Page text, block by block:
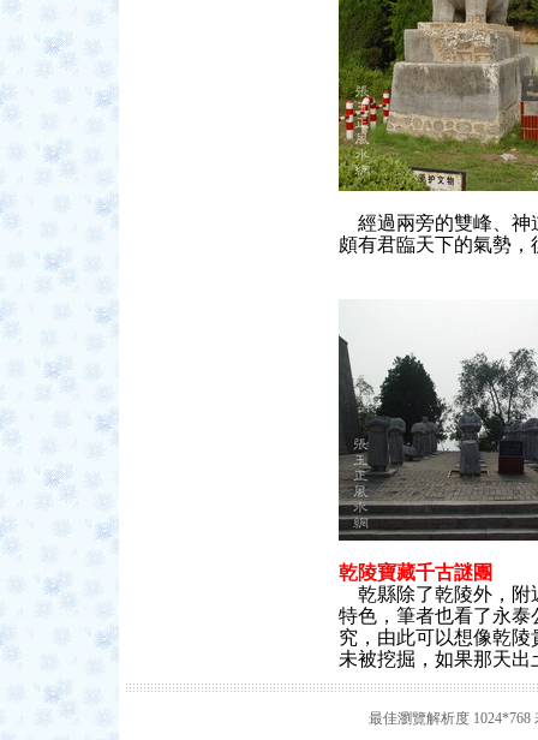
經過兩旁的雙峰、神
頗有君臨天下的氣勢
乾陵寶藏千古謎團
乾縣除了乾陵外，附
特色，筆者也看了永
究，由此可以想像乾
未被挖掘，如果那天
最佳瀏覽解析度